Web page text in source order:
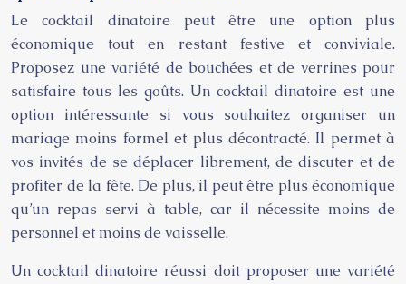
Le cocktail dinatoire peut être une option plus
économique tout en restant festive et conviviale.
Proposez une variété de bouchées et de verrines pour
satisfaire tous les goûts. Un cocktail dinatoire est une
option intéressante si vous souhaitez organiser un
mariage moins formel et plus décontracté. Il permet à
vos invités de se déplacer librement, de discuter et de
profiter de la fête. De plus, il peut être plus économique
qu’un repas servi à table, car il nécessite moins de
personnel et moins de vaisselle.
Un cocktail dinatoire réussi doit proposer une variété